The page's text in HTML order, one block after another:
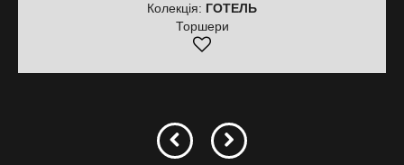
Колекція: ГОТЕЛЬ
Торшери